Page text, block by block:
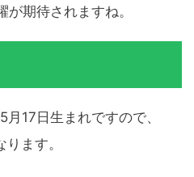
期待されますね。
17日生まれですので、
ます。